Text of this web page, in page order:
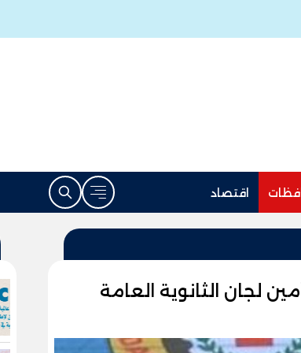
اقتصاد
لجان الثانوية العامة